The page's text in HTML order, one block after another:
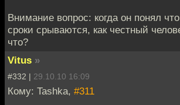
Внимание вопрос: когда он понял
сроки срываются, как честный
что?
Vitus »
#332 | 29.10.10 16:09
Кому: Tashka, #311